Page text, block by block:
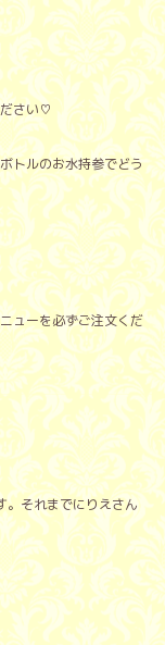
さい♡
トルのお水持参でどう
ューを必ずご注文くだ
それまでにりえさん